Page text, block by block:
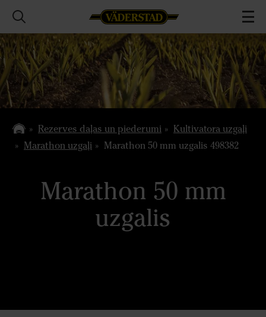
Rezerves daļas un piederumi
Kultivatora uzgaļi
Marathon uzgaļi
Marathon 50 mm uzgalis 498382
Marathon 50 mm
uzgalis